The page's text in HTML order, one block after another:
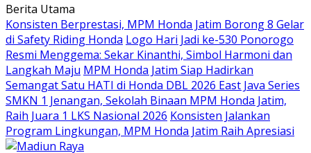
Langsung
ke
konten
Berita Utama
Konsisten Berprestasi, MPM Honda Jatim Borong 8 Gelar
di Safety Riding Honda Logo Hari Jadi ke-530 Ponorogo
Resmi Menggema: Sekar Kinanthi, Simbol Harmoni dan
Langkah Maju MPM Honda Jatim Siap Hadirkan
Semangat Satu HATI di Honda DBL 2026 East Java Series
SMKN 1 Jenangan, Sekolah Binaan MPM Honda Jatim,
Raih Juara 1 LKS Nasional 2026 Konsisten Jalankan
Program Lingkungan, MPM Honda Jatim Raih Apresiasi